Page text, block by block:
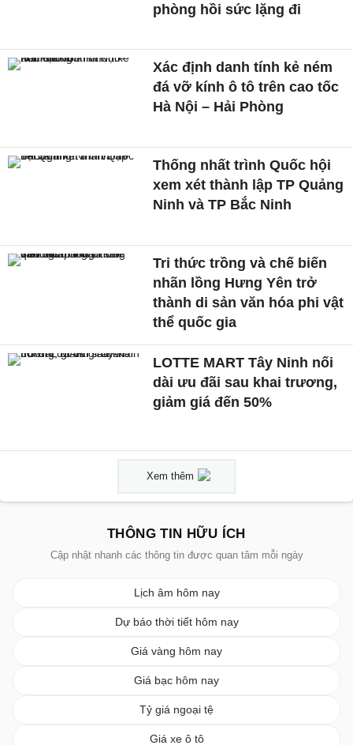
phòng hồi sức lặng đi
Xác định danh tính kẻ ném
đá vỡ kính ô tô trên cao tốc
Hà Nội – Hải Phòng
Thống nhất trình Quốc hội
xem xét thành lập TP Quảng
Ninh và TP Bắc Ninh
Tri thức trồng và chế biến
nhãn lồng Hưng Yên trở
thành di sản văn hóa phi vật
thể quốc gia
LOTTE MART Tây Ninh nối
dài ưu đãi sau khai trương,
giảm giá đến 50%
Xem thêm
THÔNG TIN HỮU ÍCH
Cập nhật nhanh các thông tin được quan tâm mỗi ngày
Lịch âm hôm nay
Dự báo thời tiết hôm nay
Giá vàng hôm nay
Giá bạc hôm nay
Tỷ giá ngoại tệ
Giá xe ô tô